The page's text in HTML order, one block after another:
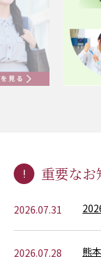
重要なお
2026.07.31
2026.07.28 熊